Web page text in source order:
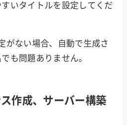
いタイトルを設定してくだ
がない場合、自動で生成さ
も問題ありません。
作成、サーバー構築